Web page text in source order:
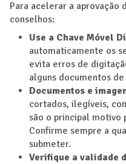
Para acelerar a aprovação
conselhos:
Use a Chave Móvel
automaticamente os
evita erros de
alguns documentos
Documentos e
cortados, ilegíveis,
são o principal motivo
Confirme sempre a
submeter.
Verifique a validade